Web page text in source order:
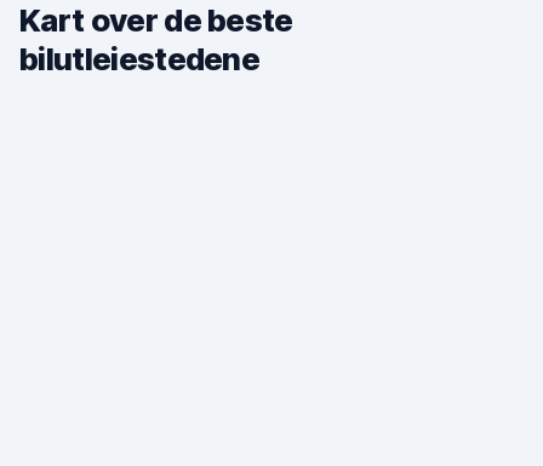
Kart over de beste
bilutleiestedene